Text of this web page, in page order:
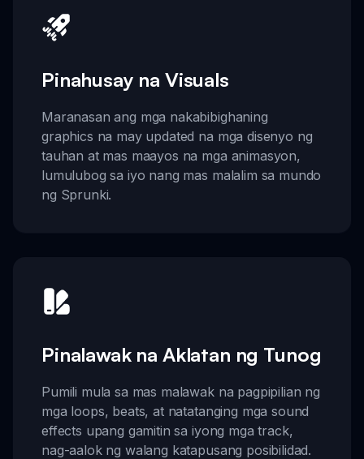
Pinahusay na Visuals
Maranasan ang mga nakabibighaning
graphics na may updated na mga disenyo ng
tauhan at mas maayos na mga animasyon,
lumulubog sa iyo nang mas malalim sa mundo
ng Sprunki.
Pinalawak na Aklatan ng Tunog
Pumili mula sa mas malawak na pagpipilian ng
mga loops, beats, at natatanging mga sound
effects upang gamitin sa iyong mga track,
nag-aalok ng walang katapusang posibilidad.